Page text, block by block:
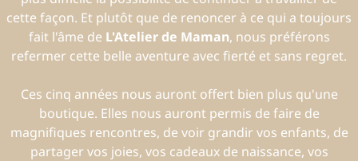
cette façon. Et plutôt que de renoncer à ce qui a toujours
fait l'âme de L'Atelier de Maman, nous préférons
refermer cette belle aventure avec fierté et sans regret.
Ces cinq années nous auront offert bien plus qu'une
boutique. Elles nous auront permis de faire de
magnifiques rencontres, de voir grandir vos enfants, de
partager vos joies, vos cadeaux de naissance, vos